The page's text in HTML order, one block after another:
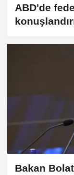
ABD'de
dolar
Bakan